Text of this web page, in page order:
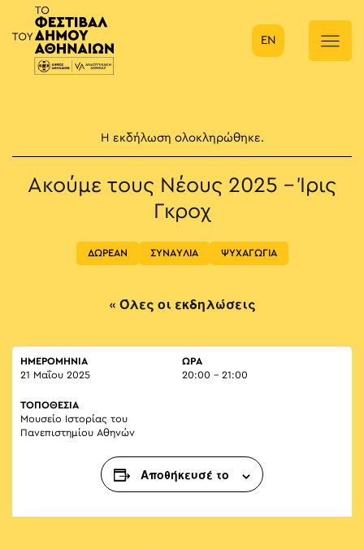
Κύρια πλοήγηση
EN
Η εκδήλωση ολοκληρώθηκε.
Ακούμε τους Νέους 2025 – Ίρις
Γκροχ
ΔΩΡΕΑΝ ΣΥΝΑΥΛΙΑ ΨΥΧΑΓΩΓΙΑ
« Όλες οι εκδηλώσεις
ΗΜΕΡΟΜΗΝΙΑ
21 Μαΐου 2025
ΏΡΑ
20:00 - 21:00
ΤΟΠΟΘΕΣΙΑ
Μουσείο Ιστορίας του
Πανεπιστημίου Αθηνών
Αποθήκευσέ το